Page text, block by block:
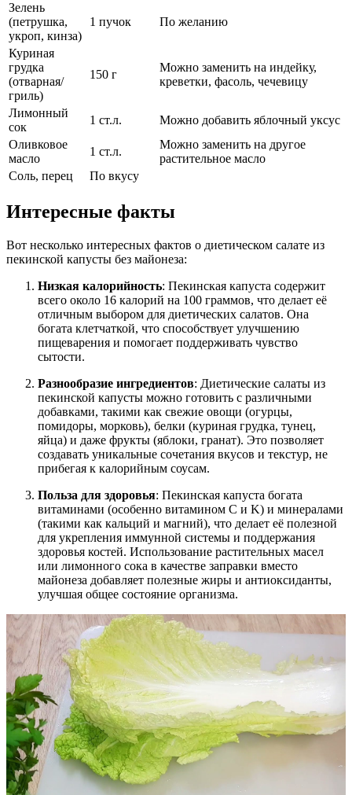
Зелень
(петрушка,
укроп, кинза)
1 пучок По желанию
Куриная
грудка
(отварная/
гриль)
150 г
Можно заменить на индейку,
креветки, фасоль, чечевицу
Лимонный
сок
1 ст.л.
Можно добавить яблочный уксус
Оливковое
масло
1 ст.л.
Можно заменить на другое
растительное масло
Соль, перец
По вкусу
Интересные факты
Вот несколько интересных фактов о диетическом салате из
пекинской капусты без майонеза:
Низкая калорийность: Пекинская капуста содержит
всего около 16 калорий на 100 граммов, что делает её
отличным выбором для диетических салатов. Она
богата клетчаткой, что способствует улучшению
пищеварения и помогает поддерживать чувство
сытости.
Разнообразие ингредиентов: Диетические салаты из
пекинской капусты можно готовить с различными
добавками, такими как свежие овощи (огурцы,
помидоры, морковь), белки (куриная грудка, тунец,
яйца) и даже фрукты (яблоки, гранат). Это позволяет
создавать уникальные сочетания вкусов и текстур, не
прибегая к калорийным соусам.
Польза для здоровья: Пекинская капуста богата
витаминами (особенно витамином C и K) и минералами
(такими как кальций и магний), что делает её полезной
для укрепления иммунной системы и поддержания
здоровья костей. Использование растительных масел
или лимонного сока в качестве заправки вместо
майонеза добавляет полезные жиры и антиоксиданты,
улучшая общее состояние организма.